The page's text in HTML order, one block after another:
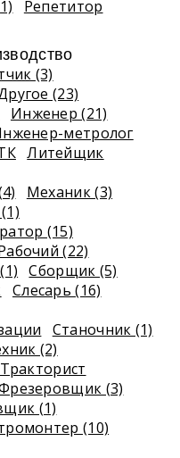
Репетитор
(3)
(23)
Инженер (21)
метролог
Литейщик
Механик (3)
(15)
(22)
Сборщик (5)
Слесарь (16)
Станочник (1)
(2)
Тракторист
(3)
(1)
(10)